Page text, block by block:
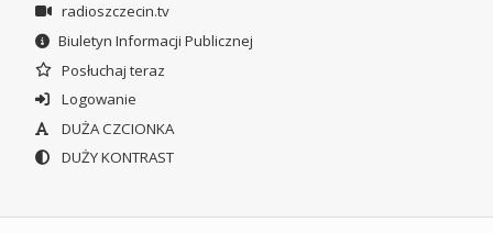
radioszczecin.tv
Biuletyn Informacji Publicznej
Posłuchaj teraz
Logowanie
DUŻA CZCIONKA
DUŻY KONTRAST